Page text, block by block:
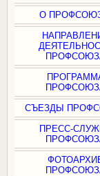
О
СЪЕЗДЫ
ПРЕСС-